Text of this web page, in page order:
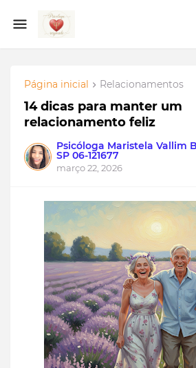
Página inicial Relacionamentos
14 dicas para manter um
relacionamento feliz
Psicóloga Maristela Vallim
SP 06-121677
março 22, 2026